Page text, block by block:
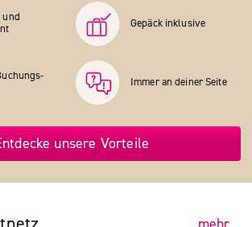
und
Gepäck inklusive
Immer an deiner Seite
unsere Vorteile